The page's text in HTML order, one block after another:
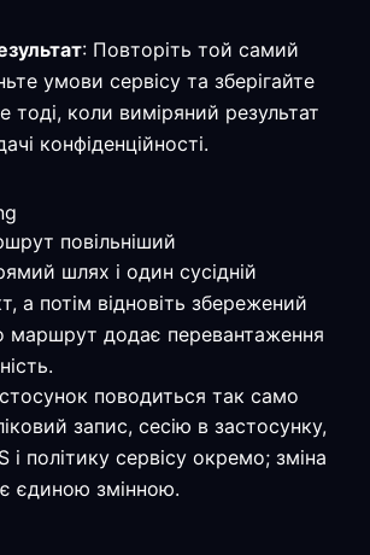
: Повторіть той самий
умови сервісу та зберігайте
коли виміряний результат
конфіденційності.
повільніший
шлях і один сусідній
а потім відновіть збережений
маршрут додає перевантаження
поводиться так само
запис, сесію в застосунку,
і політику сервісу окремо; зміна
єдиною змінною.